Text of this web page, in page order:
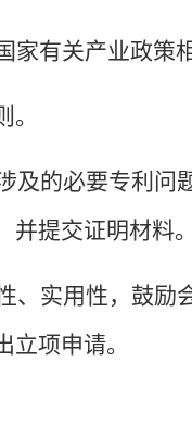
有关产业政策
及的必要专利问
提交证明材料。
、实用性，鼓励
立项申请。